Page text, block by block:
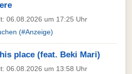
06.08.2026 um 17:25 Uhr
(#Anzeige)
place (feat. Beki Mari)
06.08.2026 um 13:58 Uhr